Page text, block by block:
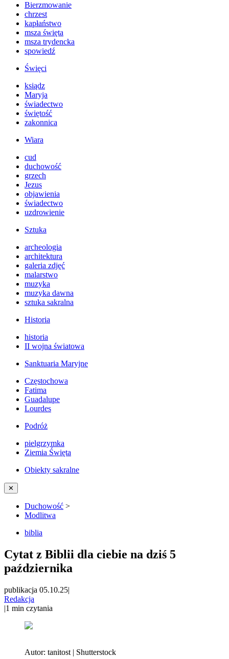
Bierzmowanie
chrzest
kapłaństwo
msza święta
msza trydencka
spowiedź
Święci
ksiądz
Maryja
świadectwo
świętość
zakonnica
Wiara
cud
duchowość
grzech
Jezus
objawienia
świadectwo
uzdrowienie
Sztuka
archeologia
architektura
galeria zdjęć
malarstwo
muzyka
muzyka dawna
sztuka sakralna
Historia
historia
II wojna światowa
Sanktuaria Maryjne
Częstochowa
Fatima
Guadalupe
Lourdes
Podróż
pielgrzymka
Ziemia Święta
Obiekty sakralne
✕
Duchowość >
Modlitwa
biblia
Cytat z Biblii dla ciebie na dziś 5
października
publikacja 05.10.25|
Redakcja
|1 min czytania
Autor: tanitost | Shutterstock